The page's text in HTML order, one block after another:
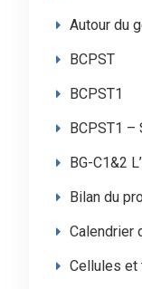
Autour du
BCPST
BCPST1
BCPST1 –
BG-C1&2
Bilan du
Calendrier
Cellules et